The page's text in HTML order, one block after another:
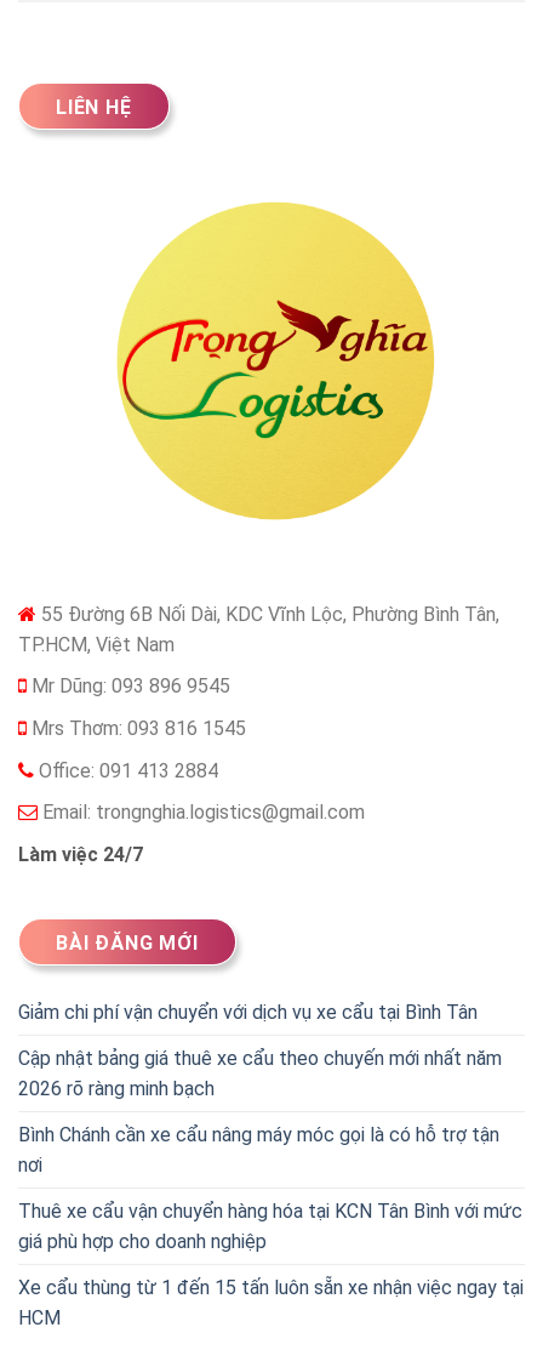
LIÊN HỆ
55 Đường 6B Nối Dài, KDC Vĩnh Lộc, Phường Bình Tân,
TP.HCM, Việt Nam
Mr Dũng: 093 896 9545
Mrs Thơm: 093 816 1545
Office: 091 413 2884
Email: trongnghia.logistics@gmail.com
Làm việc 24/7
BÀI ĐĂNG MỚI
Giảm chi phí vận chuyển với dịch vụ xe cẩu tại Bình Tân
Cập nhật bảng giá thuê xe cẩu theo chuyến mới nhất năm
2026 rõ ràng minh bạch
Bình Chánh cần xe cẩu nâng máy móc gọi là có hỗ trợ tận
nơi
Thuê xe cẩu vận chuyển hàng hóa tại KCN Tân Bình với mức
giá phù hợp cho doanh nghiệp
Xe cẩu thùng từ 1 đến 15 tấn luôn sẵn xe nhận việc ngay tại
HCM